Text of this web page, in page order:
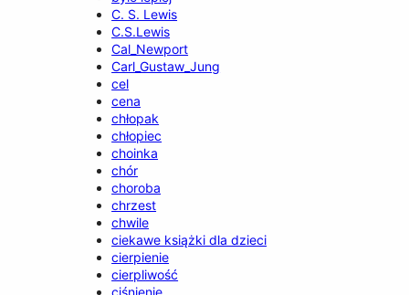
C. S. Lewis
C.S.Lewis
Cal_Newport
Carl_Gustaw_Jung
cel
cena
chłopak
chłopiec
choinka
chór
choroba
chrzest
chwile
ciekawe książki dla dzieci
cierpienie
cierpliwość
ciśnienie